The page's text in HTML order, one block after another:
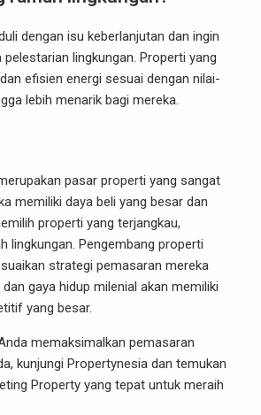
dengan isu keberlanjutan dan ingin
lingkungan. Properti yang
efisien energi sesuai dengan nilai-
lebih menarik bagi mereka.
pasar properti yang sangat
memiliki daya beli yang besar dan
properti yang terjangkau,
lingkungan. Pengembang properti
strategi pemasaran mereka
gaya hidup milenial akan memiliki
yang besar.
memaksimalkan pemasaran
kunjungi Propertynesia dan temukan
Property yang tepat untuk meraih